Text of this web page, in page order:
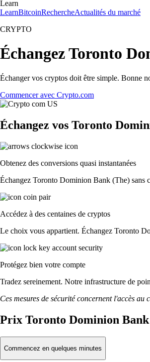
Learn
LearnBitcoinRechercheActualités du marché
CRYPTO
Échangez Toronto
Échanger vos cryptos doit être simple. Bonne
Commencer avec Crypto.com
Échangez vos Toronto
Obtenez des conversions quasi instantanées
Échangez Toronto Dominion Bank (The) sans
Accédez à des centaines de cryptos
Le choix vous appartient. Échangez Toronto
Protégez bien votre compte
Tradez sereinement. Notre infrastructure de
Ces mesures de sécurité concernent l'accès
Prix Toronto Dominion Bank
Commencez en quelques minutes